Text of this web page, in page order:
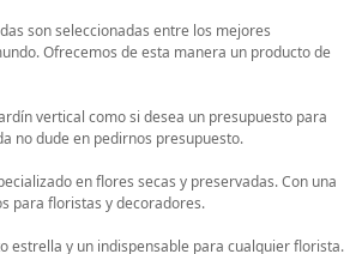
son seleccionadas entre los mejores
Ofrecemos de esta manera un producto de
vertical como si desea un presupuesto para
no dude en pedirnos presupuesto.
en flores secas y preservadas. Con una
para floristas y decoradores.
estrella y un indispensable para cualquier florista.